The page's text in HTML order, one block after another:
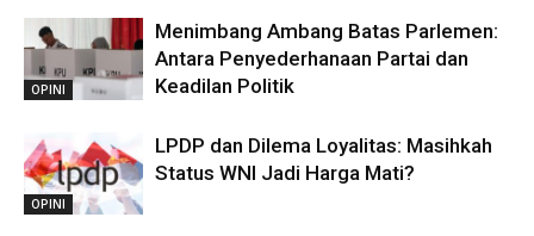
OPINI
Menimbang Ambang Batas Parlemen:
Antara Penyederhanaan Partai dan
Keadilan Politik
OPINI
LPDP dan Dilema Loyalitas: Masihkah
Status WNI Jadi Harga Mati?